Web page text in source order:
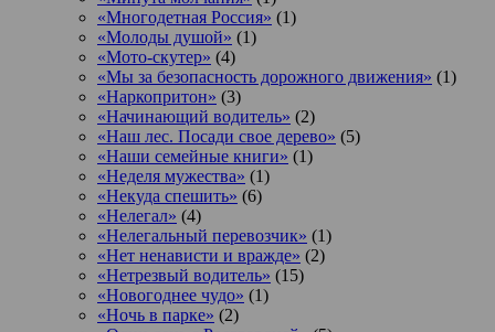
«Многодетная Россия» (1)
«Молоды душой» (1)
«Мото-скутер» (4)
«Мы за безопасность дорожного движения» (1)
«Наркопритон» (3)
«Начинающий водитель» (2)
«Наш лес. Посади свое дерево» (5)
«Наши семейные книги» (1)
«Неделя мужества» (1)
«Некуда спешить» (6)
«Нелегал» (4)
«Нелегальный перевозчик» (1)
«Нет ненависти и вражде» (2)
«Нетрезвый водитель» (15)
«Новогоднее чудо» (1)
«Ночь в парке» (2)